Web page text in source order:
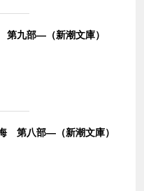
九部―（新潮文庫）
第八部―（新潮文庫）